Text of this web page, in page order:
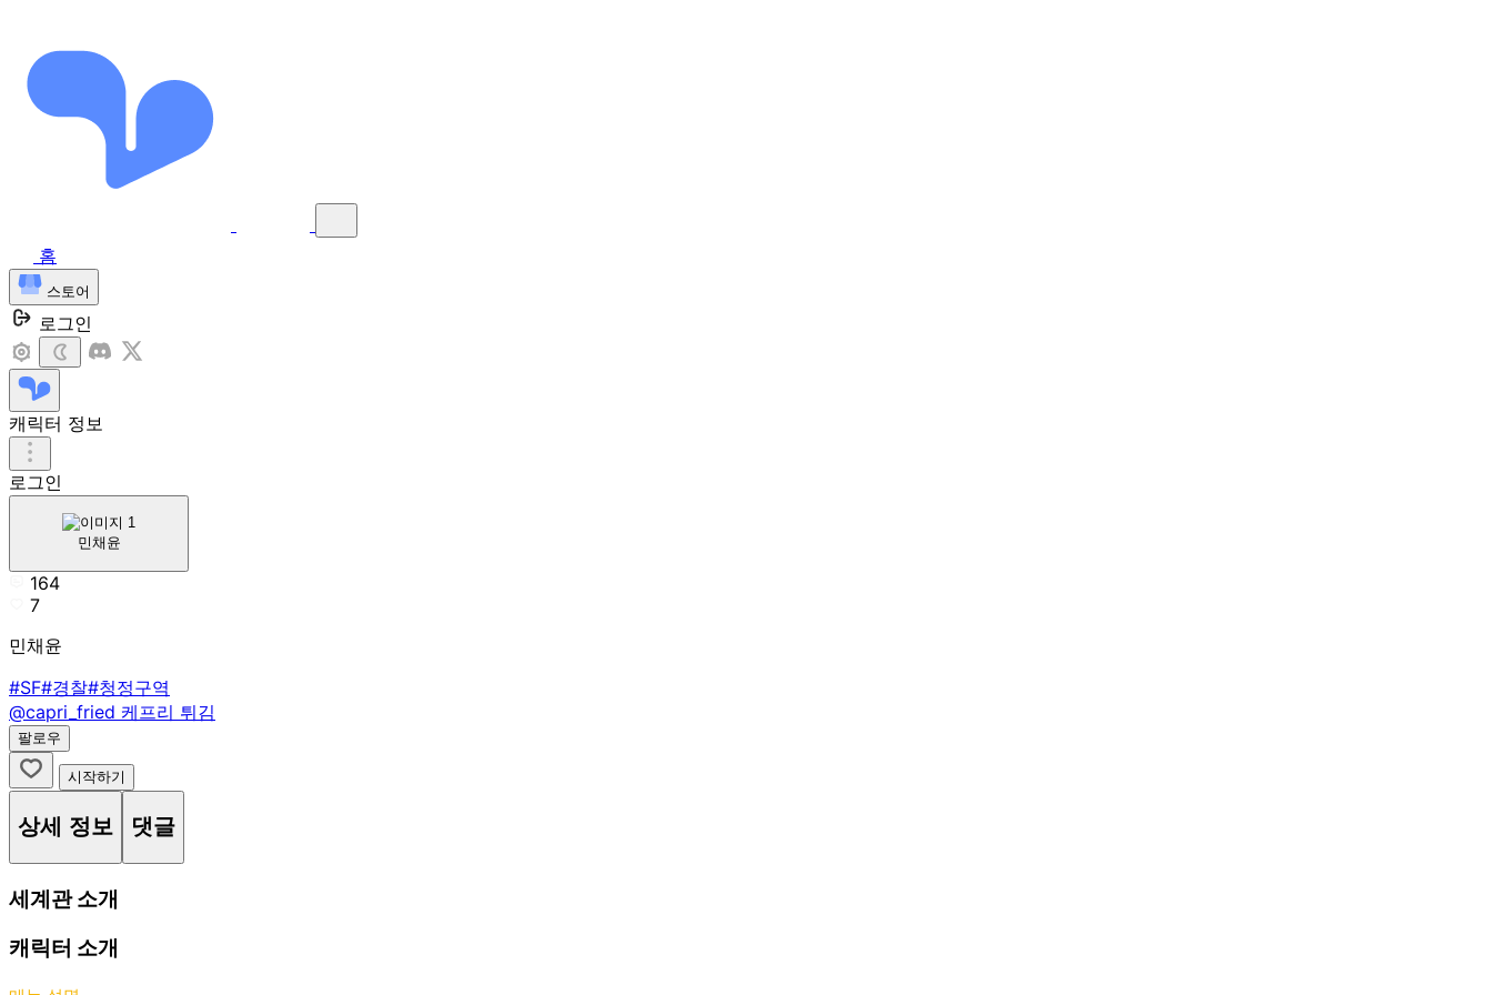
홈
스토어
로그인
캐릭터 정보
로그인
민채윤
164
7
민채윤
#SF#경찰#청정구역
@capri_fried 케프리 튀김
팔로우
시작하기
상세 정보 댓글
세계관 소개
캐릭터 소개